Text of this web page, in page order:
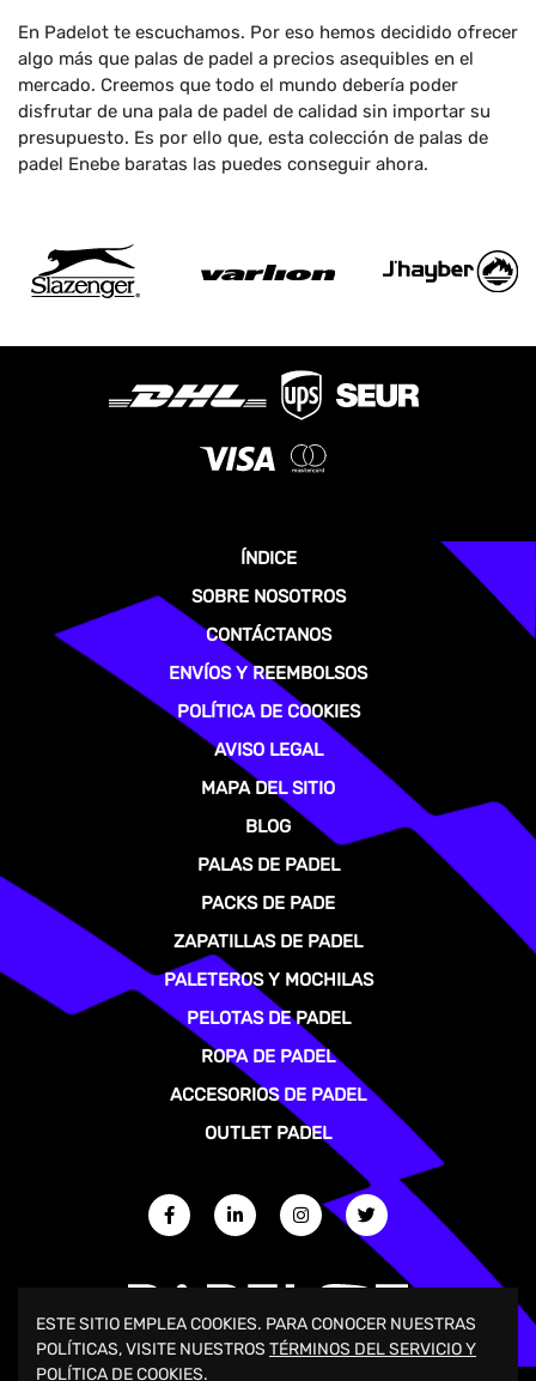
ESTE SITIO EMPLEA COOKIES. PARA CONOCER NUESTRAS
POLÍTICAS, VISITE NUESTROS TÉRMINOS DEL SERVICIO Y
POLÍTICA DE COOKIES.
En Padelot te escuchamos. Por eso hemos decidido ofrecer
algo más que palas de padel a precios asequibles en el
mercado. Creemos que todo el mundo debería poder
disfrutar de una pala de padel de calidad sin importar su
presupuesto. Es por ello que, esta colección de palas de
padel Enebe baratas las puedes conseguir ahora.
ÍNDICE
SOBRE NOSOTROS
CONTÁCTANOS
ENVÍOS Y REEMBOLSOS
POLÍTICA DE COOKIES
AVISO LEGAL
MAPA DEL SITIO
BLOG
PALAS DE PADEL
PACKS DE PADE
ZAPATILLAS DE PADEL
PALETEROS Y MOCHILAS
PELOTAS DE PADEL
ROPA DE PADEL
ACCESORIOS DE PADEL
OUTLET PADEL